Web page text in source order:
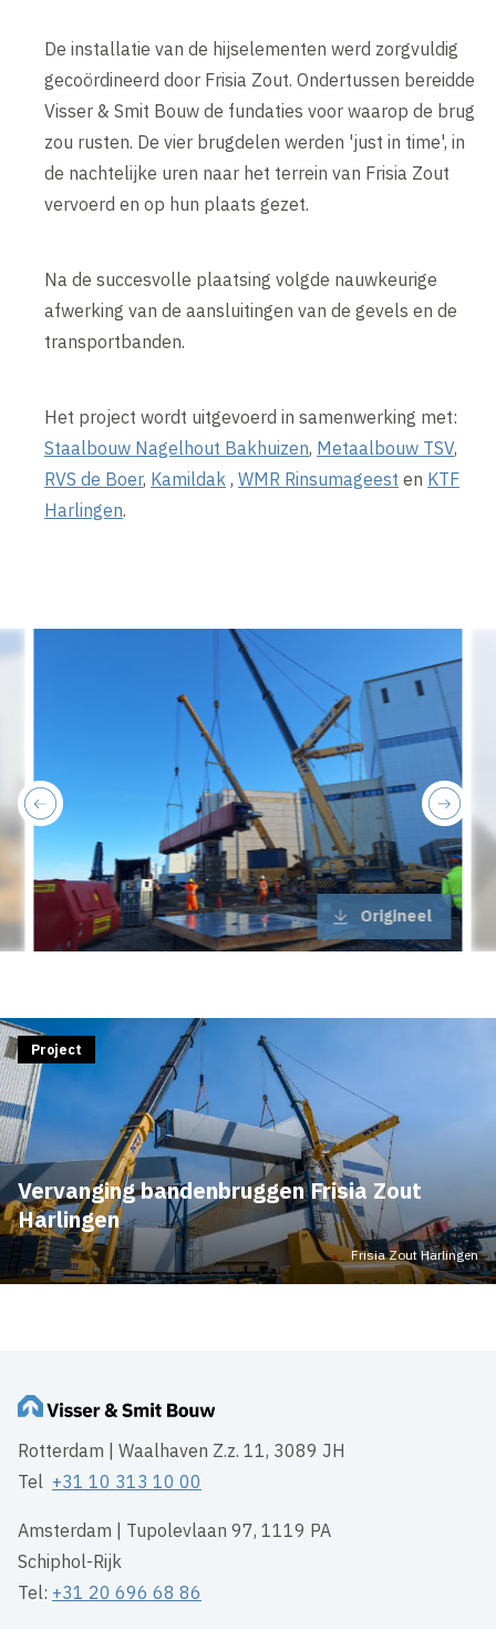
De installatie van de hijselementen werd zorgvuldig
gecoördineerd door Frisia Zout. Ondertussen bereidde
Visser & Smit Bouw de fundaties voor waarop de brug
zou rusten. De vier brugdelen werden 'just in time', in
de nachtelijke uren naar het terrein van Frisia Zout
vervoerd en op hun plaats gezet.
Na de succesvolle plaatsing volgde nauwkeurige
afwerking van de aansluitingen van de gevels en de
transportbanden.
Het project wordt uitgevoerd in samenwerking met:
Staalbouw Nagelhout Bakhuizen, Metaalbouw TSV,
RVS de Boer, Kamildak ,WMR Rinsumageest en KTF
Harlingen.
Origineel
next
previous
Vervanging bandenbruggen Frisia Zout
Harlingen
Project
Frisia Zout Harlingen
Rotterdam | Waalhaven Z.z. 11, 3089 JH
Tel +31 10 313 10 00
Amsterdam | Tupolevlaan 97, 1119 PA
Schiphol-Rijk
Tel: +31 20 696 68 86